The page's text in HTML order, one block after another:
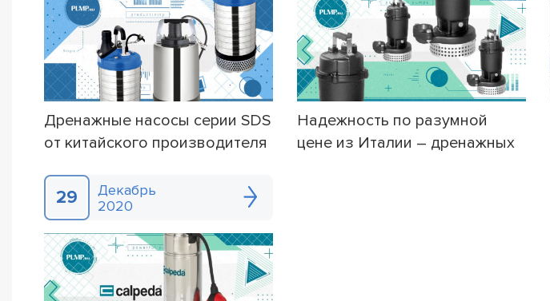
Дренажные насосы серии SDS
от китайского производителя
Надежность по разумной
цене из Италии – дренажных
29
Декабрь
2020